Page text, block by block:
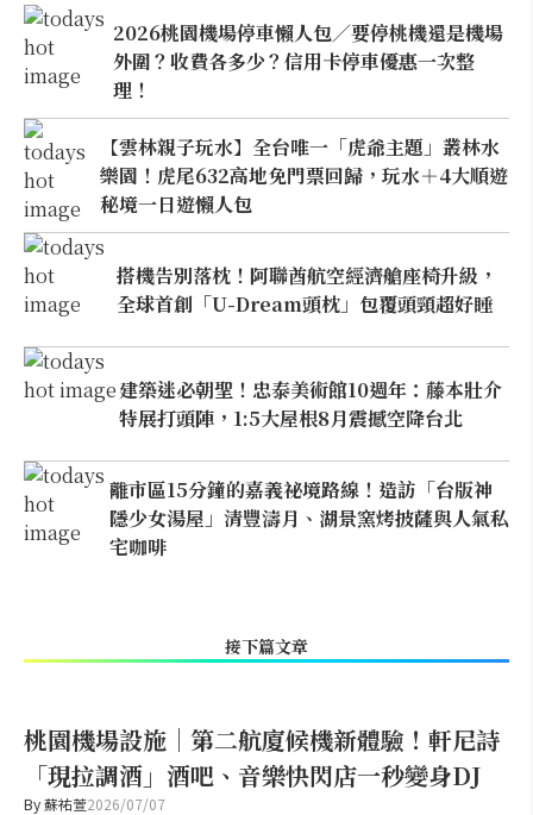
2026桃園機場停車懶人包／要停桃機還是機場
外圍？收費各多少？信用卡停車優惠一次整
理！
【雲林親子玩水】全台唯一「虎爺主題」叢林水
樂園！虎尾632高地免門票回歸，玩水＋4大順遊
秘境一日遊懶人包
搭機告別落枕！阿聯酋航空經濟艙座椅升級，
全球首創「U-Dream頭枕」包覆頭頸超好睡
建築迷必朝聖！忠泰美術館10週年：藤本壯介
特展打頭陣，1:5大屋根8月震撼空降台北
離市區15分鐘的嘉義祕境路線！造訪「台版神
隱少女湯屋」清豐濤月、湖景窯烤披薩與人氣私
宅咖啡
接下篇文章
桃園機場設施｜第二航廈候機新體驗！軒尼詩
「現拉調酒」酒吧、音樂快閃店一秒變身DJ
By蘇祐萱2026/07/07